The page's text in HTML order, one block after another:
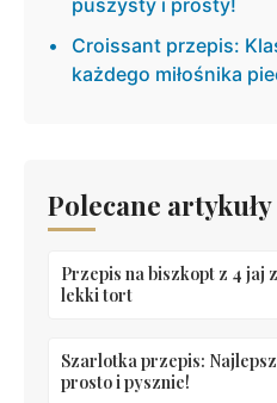
puszysty i prosty!
Croissant przepis:
każdego miłośnika
Polecane artykuły
Przepis na biszkopt z 4 jaj
lekki tort
Szarlotka przepis:
prosto i pysznie!